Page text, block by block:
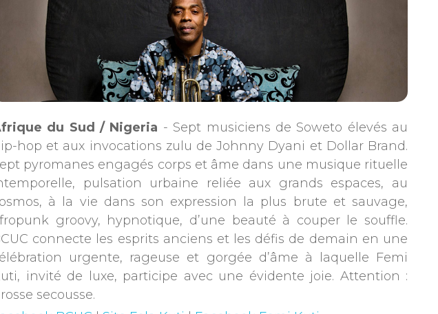
du Sud / Nigeria - Sept musiciens de Soweto élevés au
hop et aux invocations zulu de Johnny Dyani et Dollar Brand.
pyromanes engagés corps et âme dans une musique rituelle
pulsation urbaine reliée aux grands espaces, au
à la vie dans son expression la plus brute et sauvage,
groovy, hypnotique, d’une beauté à couper le souffle.
connecte les esprits anciens et les défis de demain en une
urgente, rageuse et gorgée d’âme à laquelle Femi
invité de luxe, participe avec une évidente joie. Attention :
secousse.